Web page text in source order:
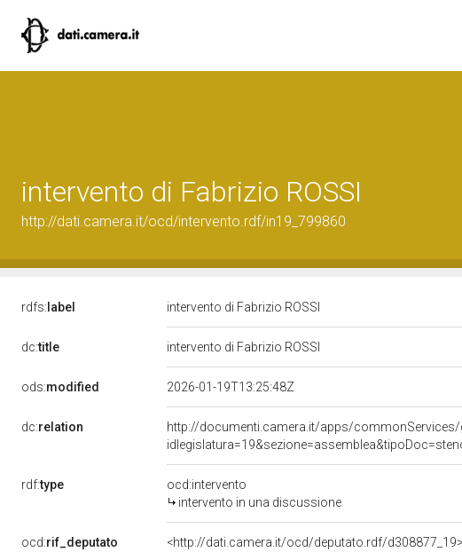
intervento di Fabrizio ROSSI
http://dati.camera.it/ocd/intervento.rdf/in19_799860
rdfs: label intervento di Fabrizio ROSSI
dc:title intervento di Fabrizio ROSSI
ods:modified 2026-01-19T13:25:48Z
dc:relation
http://documenti.camera.it/apps/commonServices/
rdf:type
ocd:intervento
intervento in una discussione
ocd:rif_deputato
<http://dati.camera.it/ocd/deputato.rdf/d308877_19>